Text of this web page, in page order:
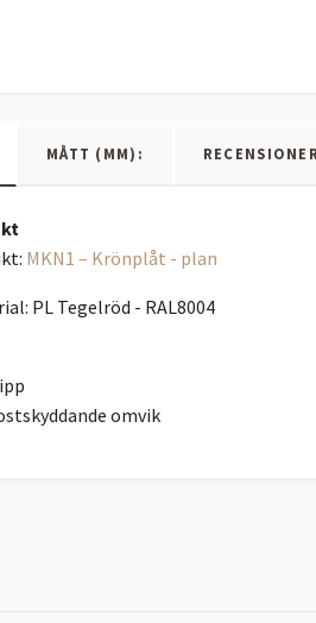
MÅTT (MM):
MKN1 – Krönplåt - plan
PL Tegelröd - RAL8004
omvik